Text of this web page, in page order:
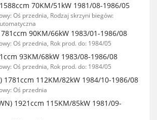
1588ccm 70KM/51kW 1981/08-1986/05
Oś przednia, Rodzaj skrzyni biegów:
90KM/66kW 1983/01-1986/08
Oś przednia, Rok prod. do: 1984/05
93KM/68kW 1983/08-1986/08
Oś przednia, Rok prod. do: 1984/05
1781ccm 112KM/82kW 1984/10-1986/08
Oś przednia
1921ccm 115KM/85kW 1981/09-